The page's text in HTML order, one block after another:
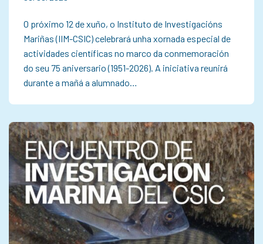
O próximo 12 de xuño, o Instituto de Investigacións
Mariñas (IIM-CSIC) celebrará unha xornada especial de
actividades científicas no marco da conmemoración
do seu 75 aniversario (1951-2026). A iniciativa reunirá
durante a mañá a alumnado…